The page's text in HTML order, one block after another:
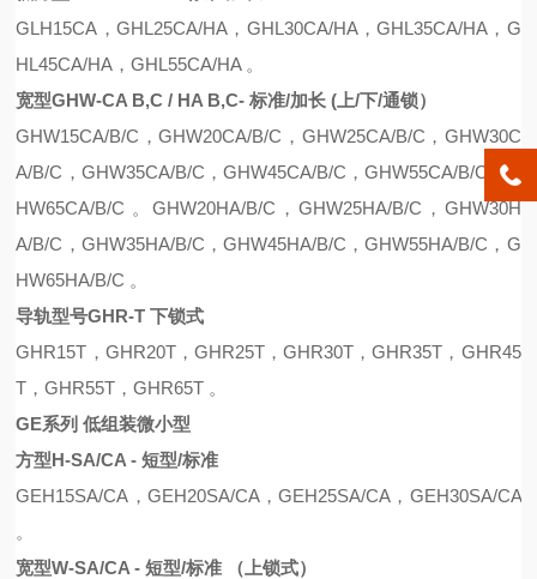
GL H15CA ， GHL 25CA/HA， GHL 30CA/HA，GHL35CA/HA ， G
HL45CA/HA ，GHL 55CA/HA。
宽型GHW-CA B,C / HA B,C- 标准/加长 (上/下/通锁）
GHW15CA/B/C ，GHW20CA/B/C ， GHW25CA/B/C ， GHW30C
A/B/C ， GHW35CA/B/C ， GHW45CA/B/C ，GHW55CA/B/C ，G
HW65CA/B/C 。GHW20HA/B/C ， GHW25HA/B/C， GHW30H
A/B/C ， GHW35HA/B/C ， GHW45HA/B/C，GHW55HA/B/C ， G
HW65HA/B/C 。
导轨型号GHR-T 下锁式
GHR15T，GHR20T，GHR25T，GHR30T，GHR35T，GHR45
T，GHR55T，GHR65T 。
GE系列 低组装微小型
方型H-SA/CA - 短型/标准
GEH15SA/CA ， GEH20SA/CA，GEH25SA/CA ， GEH30SA/CA
。
宽型W-SA/CA - 短型/标准 （上锁式）